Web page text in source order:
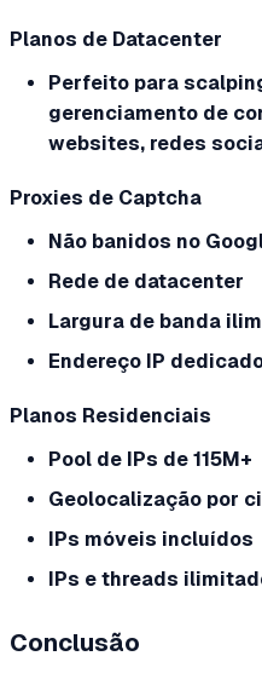
Planos de Datacenter
Perfeito para
gerenciamento de
websites, redes
Proxies de Captcha
Não banidos no
Rede de datacenter
Largura de banda
Endereço IP
Planos Residenciais
Pool de IPs de 115M+
Geolocalização por
IPs móveis incluídos
IPs e threads
Conclusão